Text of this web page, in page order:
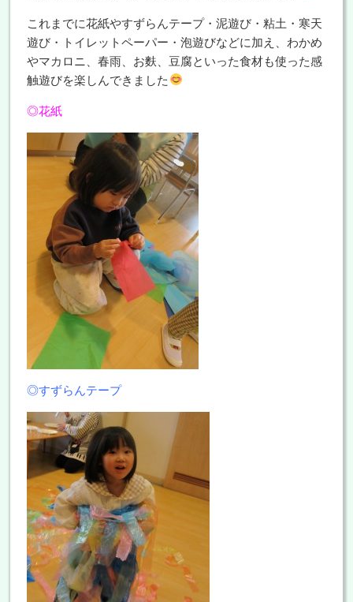
これまでに花紙やすずらんテープ・泥遊び・粘土・寒天
遊び・トイレットペーパー・泡遊びなどに加え、わかめ
やマカロニ、春雨、お麩、豆腐といった食材も使った感
触遊びを楽しんできました
◎花紙
◎すずらんテープ